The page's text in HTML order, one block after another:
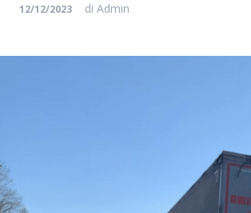
12/12/2023 di Admin